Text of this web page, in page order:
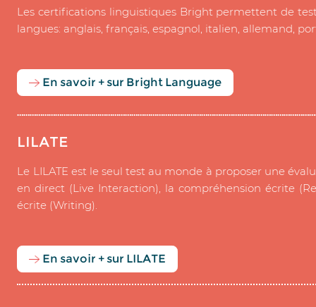
Les certifications linguistiques Bright permettent de
langues: anglais, français, espagnol, italien, allemand,
En savoir + sur Bright Language
LILATE
Le LILATE est le seul test au monde à proposer une
en direct (Live Interaction), la compréhension écrite
écrite (Writing).
En savoir + sur LILATE